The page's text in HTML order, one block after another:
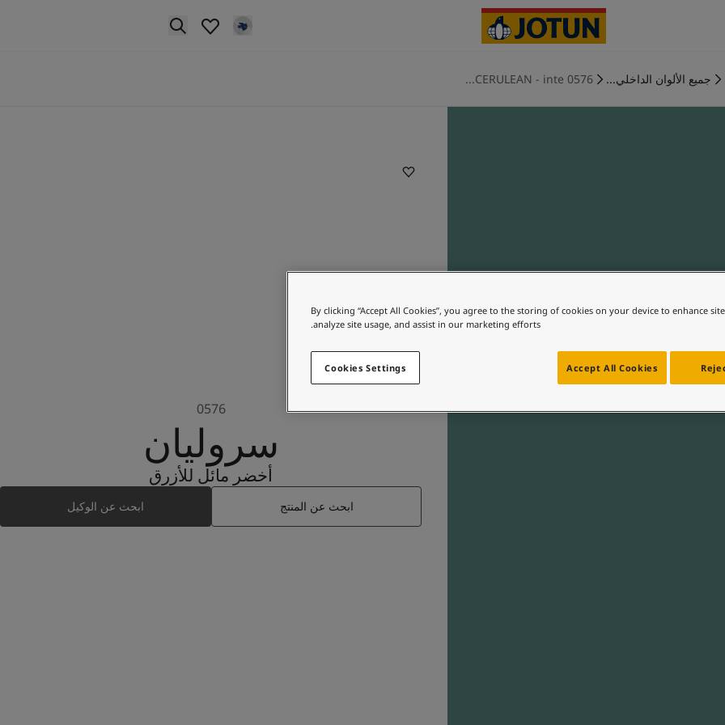
جميع الألوان الداخلي... 0576 CERULEAN - inte...
سروليان
0576
أخضر مائل للأزرق
ابحث عن المنتج ابحث عن الوكيل
By clicking “Accept All Cookies”, you agree to the storing of cookies on your device to enhance
analyze site usage, and assist in our marketing efforts.
Accept All Cookies
Cookies Settings